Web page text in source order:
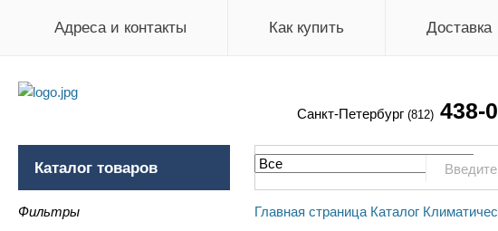
Адреса и контакты Как купить Доставка
Санкт-Петербург (812) 438-
Каталог товаров
Фильтры Главная страница Каталог